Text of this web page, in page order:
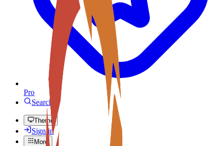
Pro
Search
Theme
Sign in
More